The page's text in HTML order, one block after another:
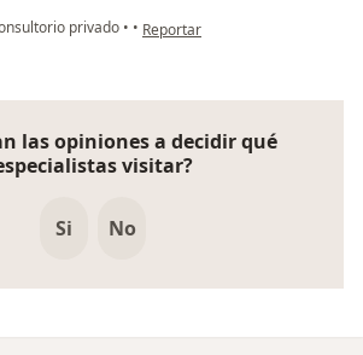
privado • • en opinión del usuario paciente
Reportar
las opiniones a decidir qué
visitar?
Si No